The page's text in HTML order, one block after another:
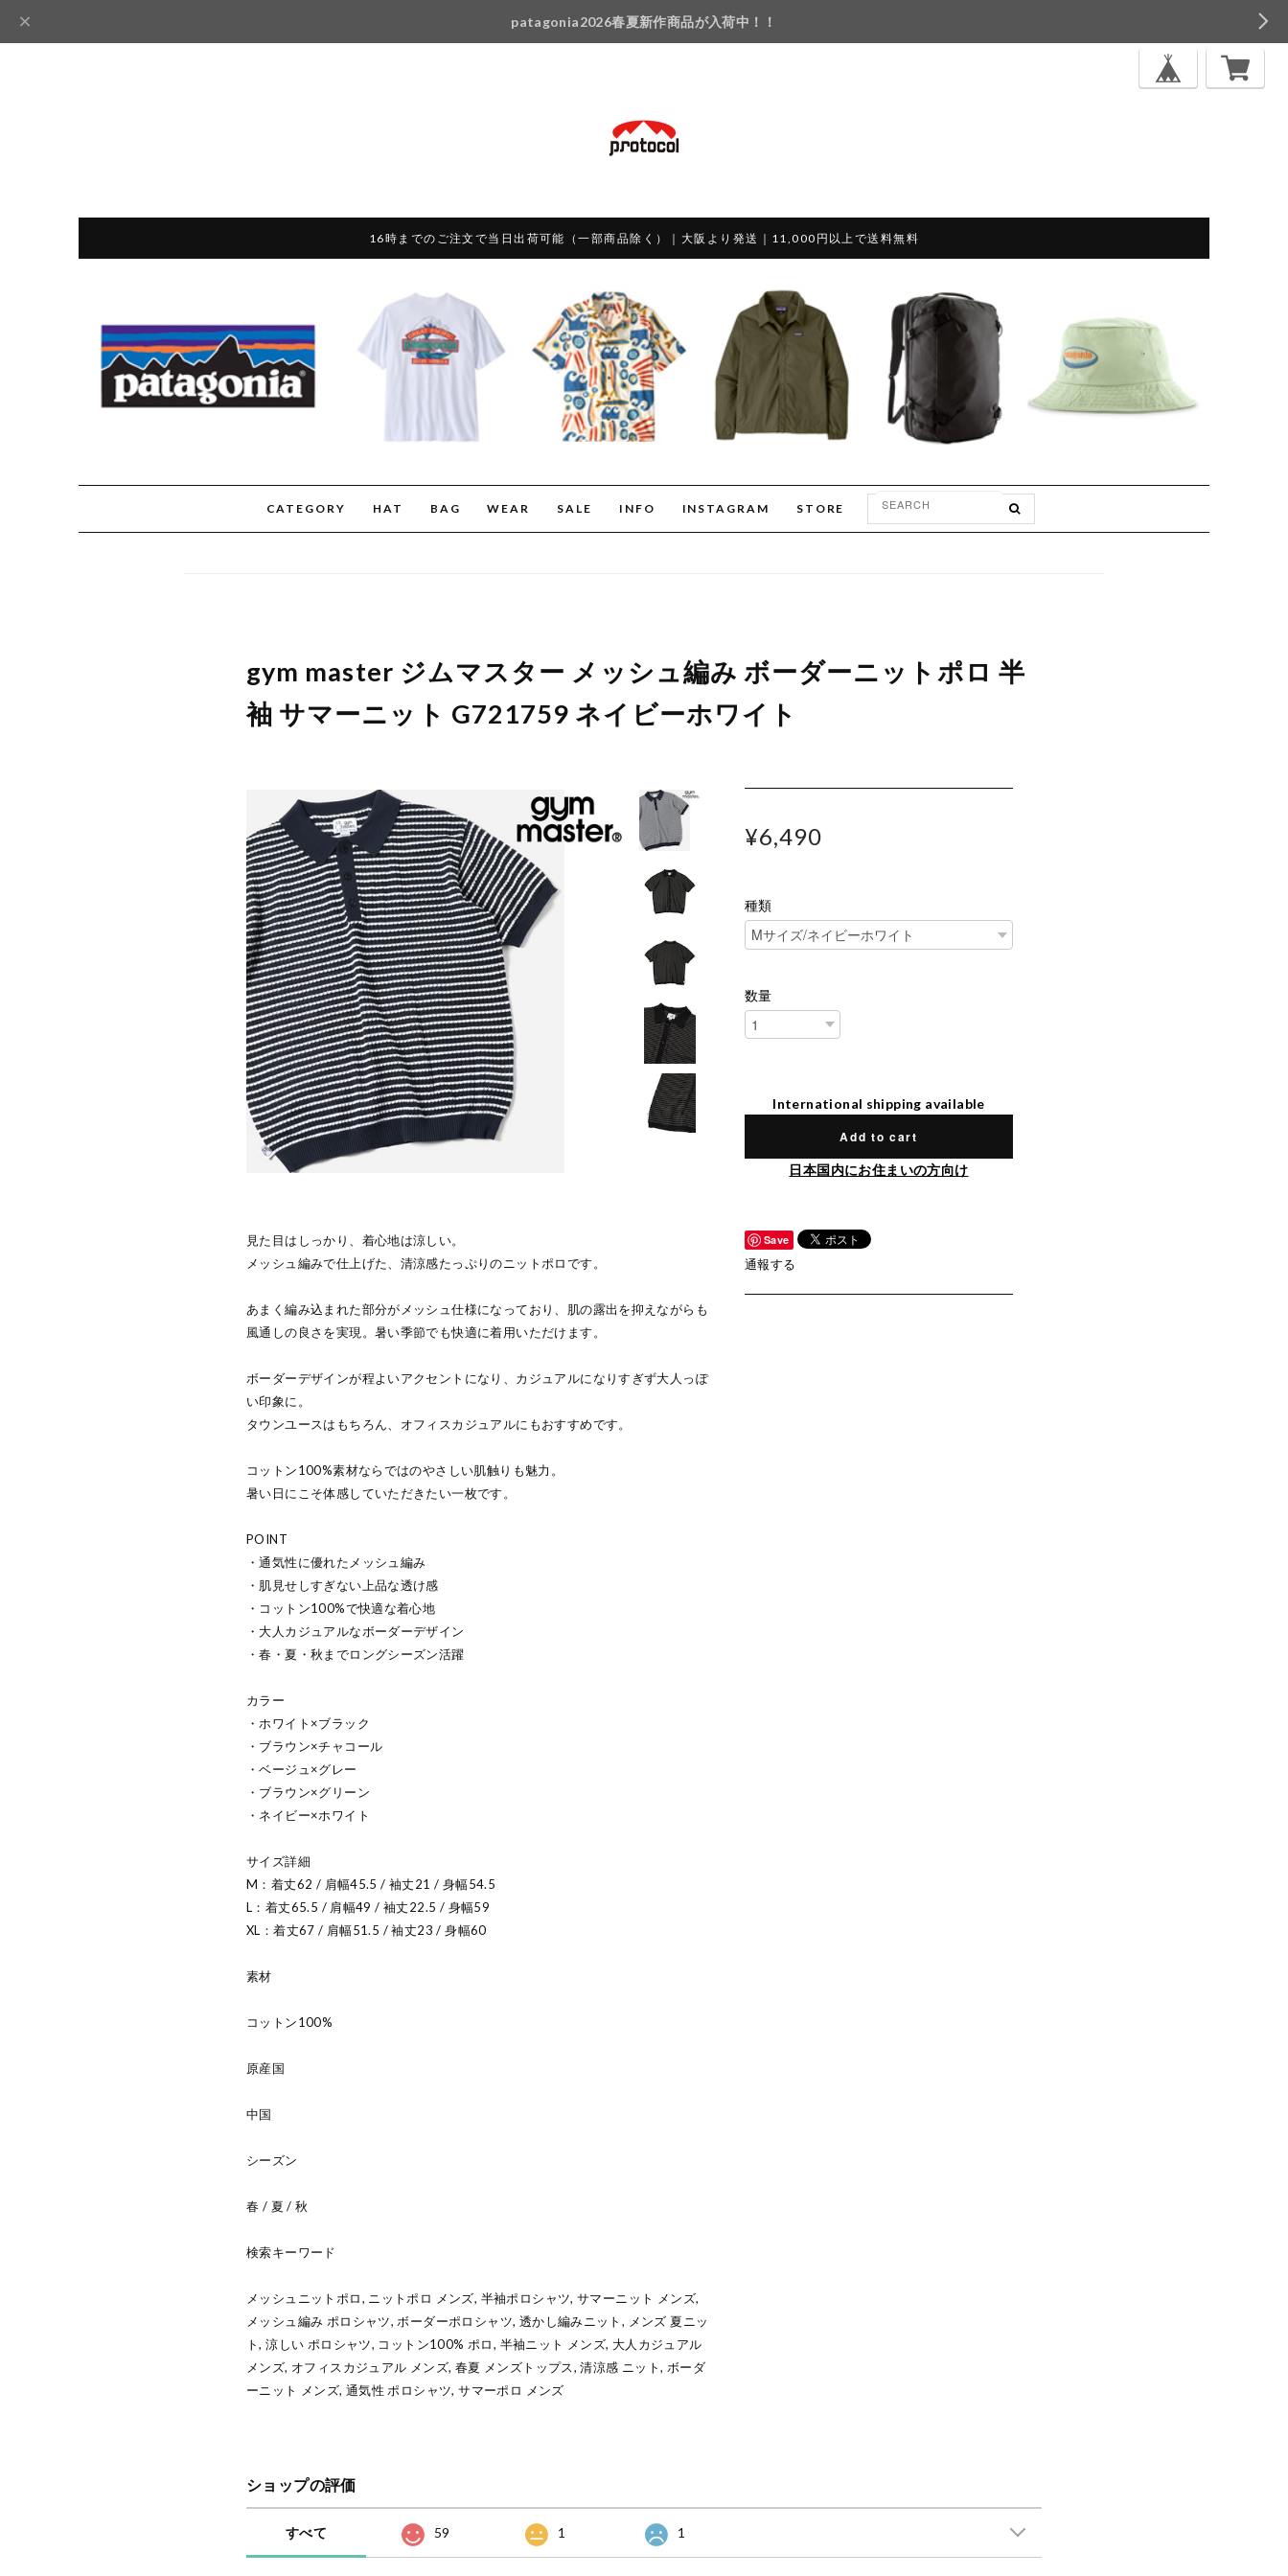
patagonia2026春夏新作商品が入荷中！！
16時までのご注文で当日出荷可能（一部商品除く）｜大阪より発送｜11,000円以上で送料無料
CATEGORY HAT BAG WEAR SALE INFO INSTAGRAM STORE
gym master ジムマスター メッシュ編み ボーダーニットポロ 半
袖 サマーニット G721759 ネイビーホワイト
見た目はしっかり、着心地は涼しい。
メッシュ編みで仕上げた、清涼感たっぷりのニットポロです。
あまく編み込まれた部分がメッシュ仕様になっており、肌の露出を抑えながらも
風通しの良さを実現。暑い季節でも快適に着用いただけます。
ボーダーデザインが程よいアクセントになり、カジュアルになりすぎず大人っぽ
い印象に。
タウンユースはもちろん、オフィスカジュアルにもおすすめです。
コットン100%素材ならではのやさしい肌触りも魅力。
暑い日にこそ体感していただきたい一枚です。
POINT
・通気性に優れたメッシュ編み
・肌見せしすぎない上品な透け感
・コットン100%で快適な着心地
・大人カジュアルなボーダーデザイン
・春・夏・秋までロングシーズン活躍
カラー
・ホワイト×ブラック
・ブラウン×チャコール
・ベージュ×グレー
・ブラウン×グリーン
・ネイビー×ホワイト
サイズ詳細
M：着丈62 / 肩幅45.5 / 袖丈21 / 身幅54.5
L：着丈65.5 / 肩幅49 / 袖丈22.5 / 身幅59
XL：着丈67 / 肩幅51.5 / 袖丈23 / 身幅60
素材
コットン100%
原産国
中国
シーズン
春 / 夏 / 秋
検索キーワード
メッシュニットポロ, ニットポロ メンズ, 半袖ポロシャツ, サマーニット メンズ,
メッシュ編み ポロシャツ, ボーダーポロシャツ, 透かし編みニット, メンズ 夏ニッ
ト, 涼しい ポロシャツ, コットン100% ポロ, 半袖ニット メンズ, 大人カジュアル
メンズ, オフィスカジュアル メンズ, 春夏 メンズトップス, 清涼感 ニット, ボーダ
ーニット メンズ, 通気性 ポロシャツ, サマーポロ メンズ
¥6,490
種類
数量
International shipping available
Add to cart
日本国内にお住まいの方向け
Save
通報する
ショップの評価
すべて 59 1 1